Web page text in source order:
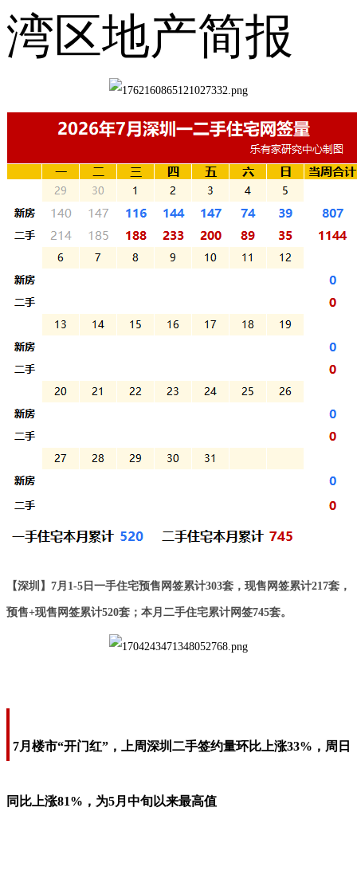
湾区地产简报
【深圳】7月1-5日一手住宅预售网签累计303套，现售网签累计217套，
预售+现售网签累计520套；本月二手住宅累计网签745套。
7月楼市“开门红”，上周深圳二手签约量环比上涨33%，周日
同比上涨81%，为5月中旬以来最高值